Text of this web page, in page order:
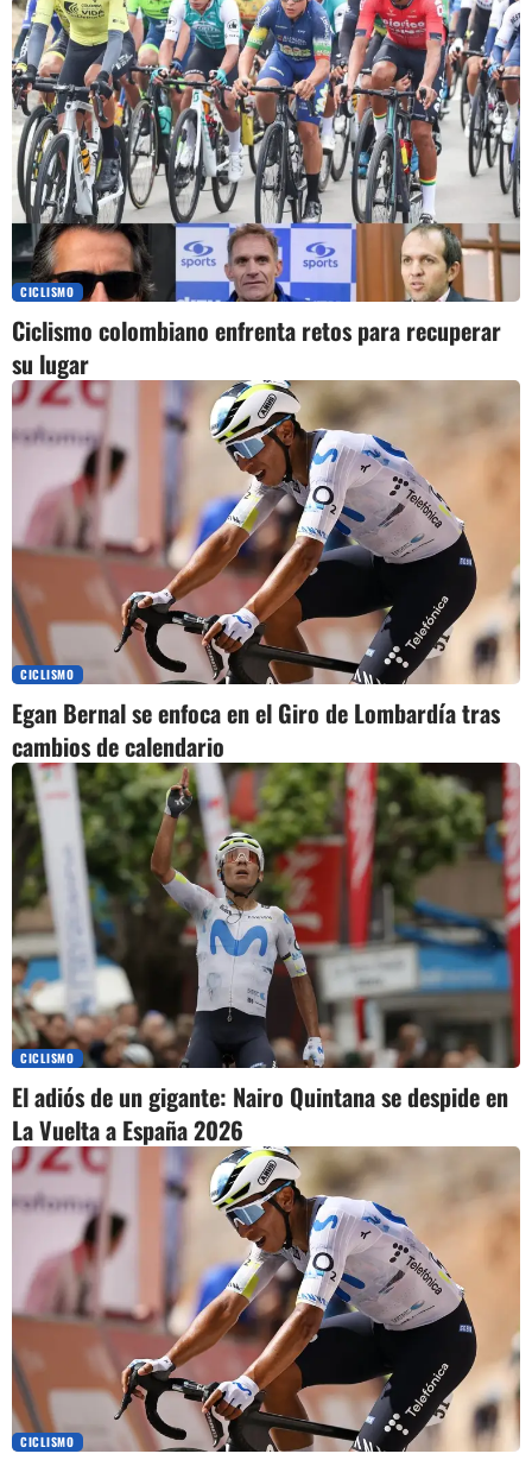
CICLISMO
Ciclismo colombiano enfrenta retos para recuperar
su lugar
CICLISMO
Egan Bernal se enfoca en el Giro de Lombardía tras
cambios de calendario
CICLISMO
El adiós de un gigante: Nairo Quintana se despide en
La Vuelta a España 2026
CICLISMO